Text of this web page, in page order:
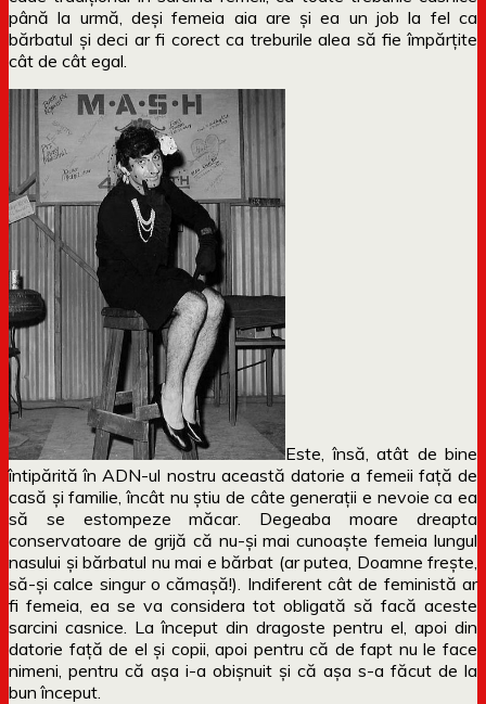
până la urmă, deși femeia aia are și ea un job la fel ca
bărbatul și deci ar fi corect ca treburile alea să fie împărțite
cât de cât egal.
Este, însă, atât de bine
întipărită în ADN-ul nostru această datorie a femeii față de
casă și familie, încât nu știu de câte generații e nevoie ca ea
să se estompeze măcar. Degeaba moare dreapta
conservatoare de grijă că nu-și mai cunoaște femeia lungul
nasului și bărbatul nu mai e bărbat (ar putea, Doamne frește,
să-și calce singur o cămașă!). Indiferent cât de feministă ar
fi femeia, ea se va considera tot obligată să facă aceste
sarcini casnice. La început din dragoste pentru el, apoi din
datorie față de el și copii, apoi pentru că de fapt nu le face
nimeni, pentru că așa i-a obișnuit și că așa s-a făcut de la
bun început.